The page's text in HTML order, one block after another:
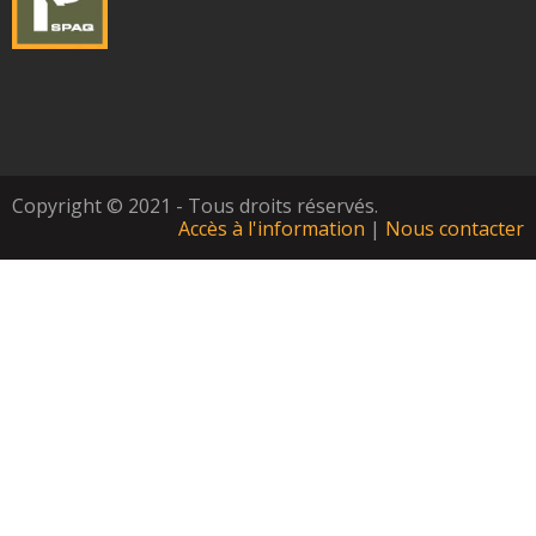
Copyright © 2021 - Tous droits réservés.
Accès à l'information | Nous contacter